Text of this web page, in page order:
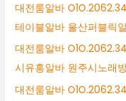
대전룸알바
테이블알바 울산퍼블릭
대전룸알바
시유흥알바 원주시노래
대전룸알바